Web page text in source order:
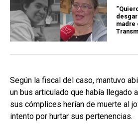
madre
Según la fiscal del caso, mantuvo
un bus articulado que había llegado
sus cómplices herían de muerte al
intento por hurtar sus pertenencias.